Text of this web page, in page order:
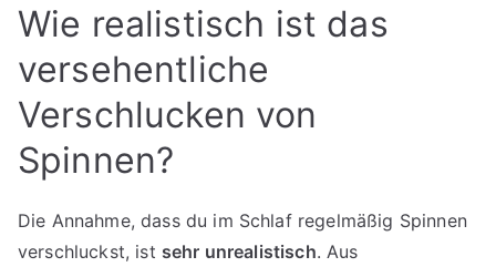
Wie realistisch ist das
versehentliche
Verschlucken von
Spinnen?
Die Annahme, dass du im Schlaf regelmäßig Spinnen
verschluckst, ist sehr unrealistisch. Aus